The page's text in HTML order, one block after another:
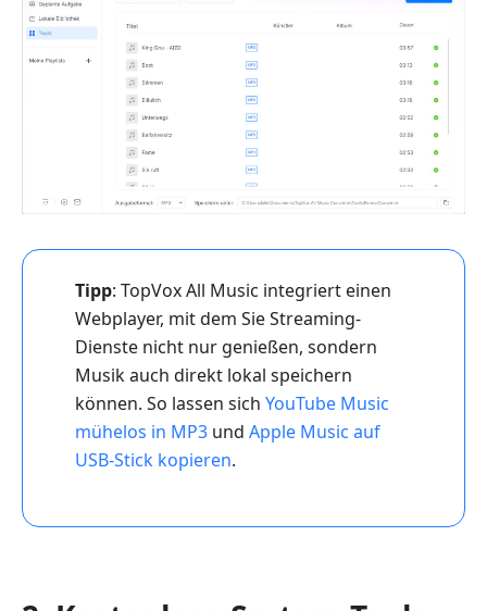
Tipp: TopVox All Music integriert einen
Webplayer, mit dem Sie Streaming-
Dienste nicht nur genießen, sondern
Musik auch direkt lokal speichern
können. So lassen sich YouTube Music
mühelos in MP3 und Apple Music auf
USB-Stick kopieren.